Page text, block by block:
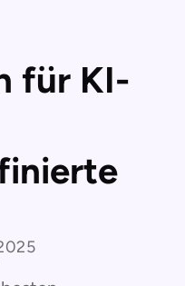
für KI-